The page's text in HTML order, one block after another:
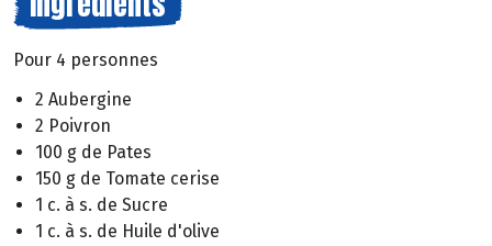
Pour 4 personnes
2 Aubergine
2 Poivron
100 g de Pates
150 g de Tomate cerise
1 c. à s. de Sucre
1 c. à s. de Huile d'olive